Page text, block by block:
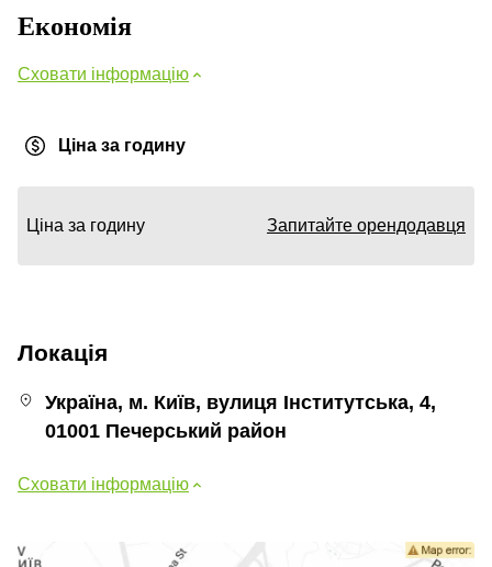
Економія
Сховати інформацію
Ціна за годину
Ціна за годину Запитайте орендодавця
Локація
Україна, м. Київ, вулиця Інститутська, 4,
01001 Печерський район
Сховати інформацію